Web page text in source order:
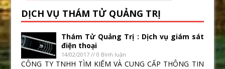
DỊCH VỤ THÁM TỬ QUẢNG TRỊ
Thám Tử Quảng Trị : Dịch vụ giám sát
điện thoại
14/02/2017 // 0 Bình luận
CÔNG TY TNHH TÌM KIẾM VÀ CUNG CẤP THÔNG TIN